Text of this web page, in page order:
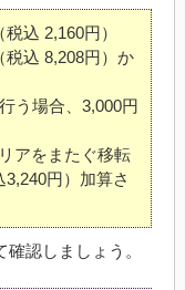
込 2,160円）
税込 8,208円）か
う場合、3,000円
アをまたぐ移転
円）加算さ
認しましょう。